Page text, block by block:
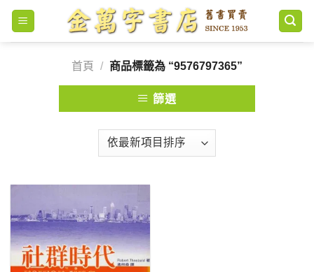
Skip
content
首頁
/ 商品標籤為 “9576797365”
篩選